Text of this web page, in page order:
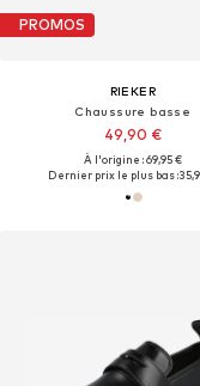
PROMOS
RIEKER
Chaussure basse
49,90 €
À l'origine : 69,95 €
Dernier prix le plus bas :